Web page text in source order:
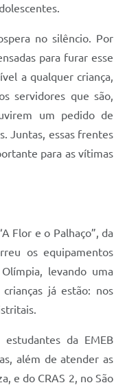
no silêncio. Por
para furar esse
a qualquer criança,
servidores que são,
um pedido de
Juntas, essas frentes
para as vítimas
Flor e o Palhaço”, da
os equipamentos
levando uma
já estão: nos
da EMEB
além de atender as
e do CRAS 2, no São